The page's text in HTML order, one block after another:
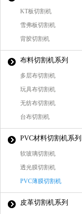
KT板切割机
雪弗板切割机
背胶切割机
布料切割机系列
多层布切割机
玩具布切割机
无纺布切割机
台布切割机
PVC材料切割机系列
软玻璃切割机
透光膜切割机
PVC薄膜切割机
皮革切割机系列